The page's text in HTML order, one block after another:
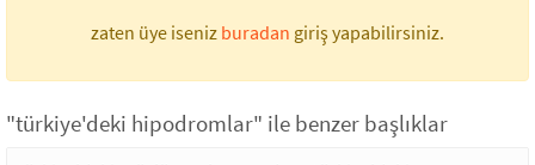
zaten üye iseniz buradan giriş yapabilirsiniz.
"türkiye'deki hipodromlar" ile benzer başlıklar